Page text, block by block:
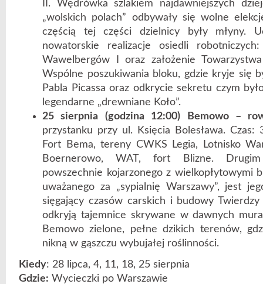
II. Wędrówka szlakiem najdawniejszych
„wolskich polach” odbywały się wolne
częścią tej części dzielnicy były młyny.
nowatorskie realizacje osiedli
Wawelbergów I oraz założenie
Wspólne poszukiwania bloku, gdzie kryje się
Pabla Picassa oraz odkrycie sekretu czym
legendarne „drewniane Koło”.
25 sierpnia (godzina 12:00) Bemowo –
przystanku przy ul. Księcia Bolesława. Czas:
Fort Bema, tereny CWKS Legia, Lotnisko
Boernerowo, WAT, fort Blizne.
powszechnie kojarzonego z wielkopłytowymi
uważanego za „sypialnię Warszawy”, jest
sięgający czasów carskich i budowy
odkryją tajemnice skrywane w dawnych
Bemowo zielone, pełne dzikich terenów,
nikną w gąszczu wybujałej roślinności.
Kiedy: 28 lipca, 4, 11, 18, 25 sierpnia
Gdzie: Wycieczki po Warszawie